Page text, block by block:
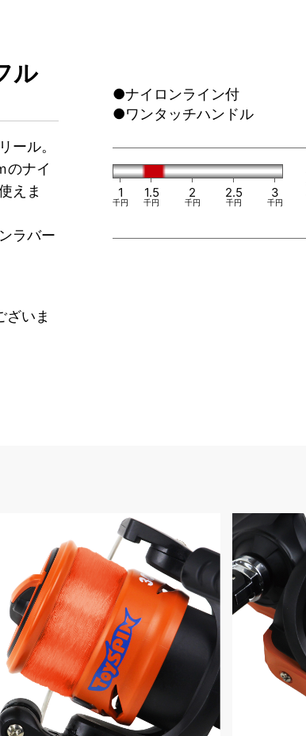
ル
ール。
のナイ
えま
ラバー
ざいま
●ナイロンライン付
●ワンタッチハンドル
1
千円
1.5
千円
2
千円
2.5
千円
3
千円